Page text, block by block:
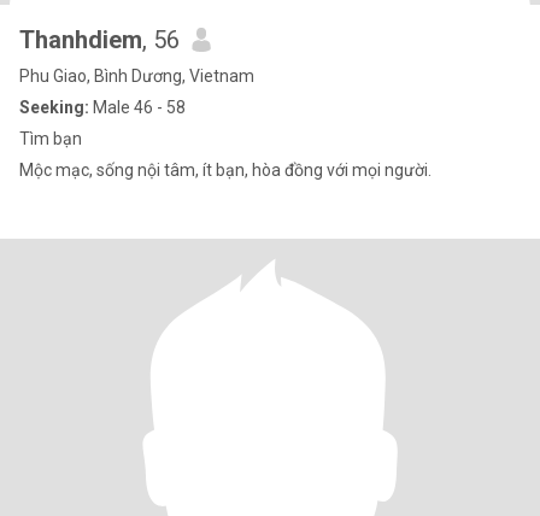
Thanhdiem, 56
Phu Giao, Bình Dương, Vietnam
Seeking: Male 46 - 58
Tìm bạn
Mộc mạc, sống nội tâm, ít bạn, hòa đồng với mọi người.